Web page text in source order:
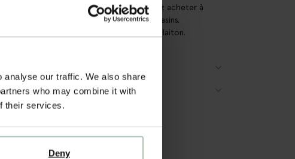
analyse our traffic. We also share
who may combine it with
their services.
Deny
est uniquement vendu par 6. Vous préférez acheter à
l'unité ? Alors, venez dans l'un de nos magasins.
Dimensions : 4,5 cm. Composition : 100% laiton.
LIVRAISON & RETOURS